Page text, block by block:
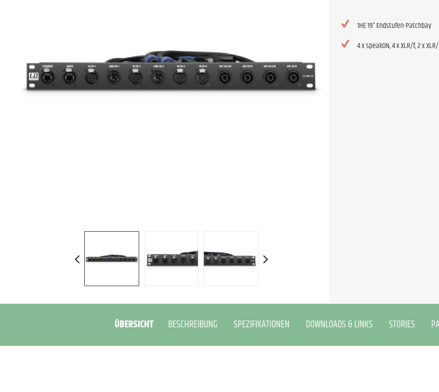
1HE 19” Endstufen-Patchbay
4 x speakON, 4 x XLR/f, 2 x
ÜBERSICHT BESCHREIBUNG SPEZIFIKATIONEN DOWNLOADS & LINKS STORIES